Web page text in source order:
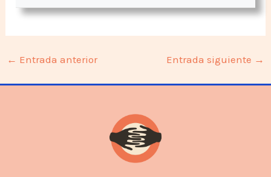
← Entrada anterior Entrada siguiente →